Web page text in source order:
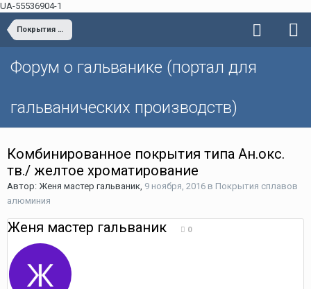
UA-55536904-1
Покрытия сплавов алюминия
Форум о гальванике (портал для
гальванических производств)
Комбинированное покрытия типа Ан.окс.
тв./ желтое хроматирование
Автор: Женя мастер гальваник, 9 ноября, 2016 в Покрытия сплавов
алюминия
Женя мастер гальваник 0